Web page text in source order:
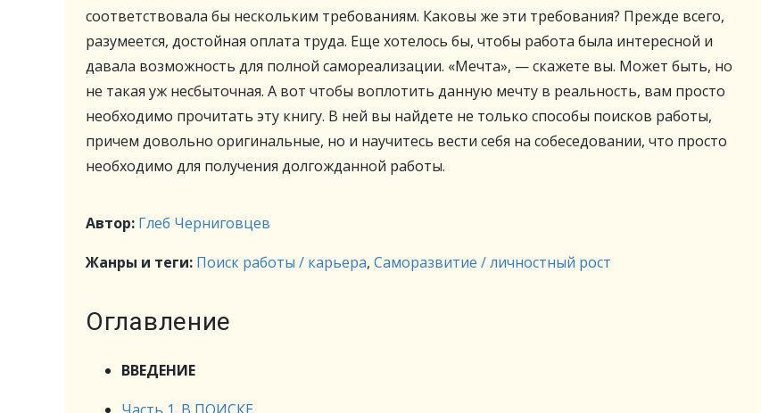
соответствовала бы нескольким требованиям. Каковы же эти требования? Прежде всего,
разумеется, достойная оплата труда. Еще хотелось бы, чтобы работа была интересной и
давала возможность для полной самореализации. «Мечта», — скажете вы. Может быть, но
не такая уж несбыточная. А вот чтобы воплотить данную мечту в реальность, вам просто
необходимо прочитать эту книгу. В ней вы найдете не только способы поисков работы,
причем довольно оригинальные, но и научитесь вести себя на собеседовании, что просто
необходимо для получения долгожданной работы.
Автор: Глеб Черниговцев
Жанры и теги: Поиск работы / карьера, Саморазвитие / личностный рост
Оглавление
ВВЕДЕНИЕ